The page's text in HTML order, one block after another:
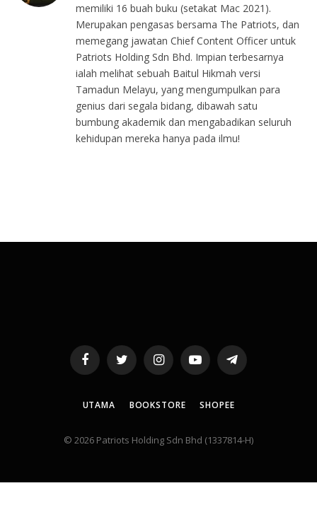
memiliki 16 buah buku (setakat Mac 2021).
Merupakan pengasas bersama The Patriots, dan
memegang jawatan Chief Content Officer untuk
Patriots Holding Sdn Bhd. Impian terbesarnya
ialah melihat sebuah Baitul Hikmah versi
Tamadun Melayu, yang mengumpulkan para
genius dari segala bidang, dibawah satu
bumbung akademik dan mengabadikan seluruh
kehidupan mereka hanya pada ilmu!
FacebookTwitter InstagramYouTubeTelegram
UTAMA BOOKSTORE SHOPEE
© 2026 Patriots Holding Sdn Bhd (1337814-H)